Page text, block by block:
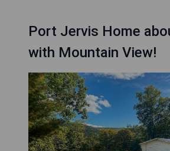
Port Jervis Home
with Mountain View!